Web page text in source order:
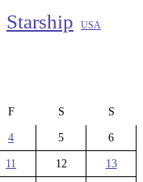
Starship USA
F S S
4 5 6
11 12 13